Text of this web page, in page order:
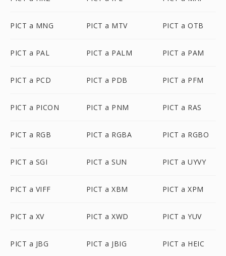
PICT a MNG PICT a MTV PICT a OTB
PICT a PAL PICT a PALM PICT a PAM
PICT a PCD PICT a PDB PICT a PFM
PICT a PICON PICT a PNM PICT a RAS
PICT a RGB PICT a RGBA PICT a RGBO
PICT a SGI PICT a SUN PICT a UYVY
PICT a VIFF PICT a XBM PICT a XPM
PICT a XV PICT a XWD PICT a YUV
PICT a JBG PICT a JBIG PICT a HEIC